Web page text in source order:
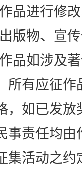
品进行修
版物、宣
品如涉及
所有应征
，如已发
事责任均
集活动之